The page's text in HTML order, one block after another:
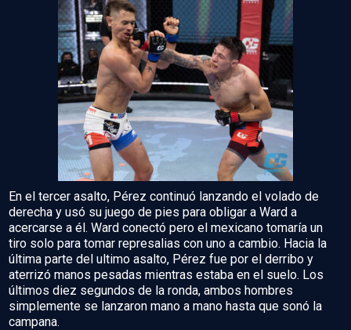
En el tercer asalto, Pérez continuó lanzando el volado de
derecha y usó su juego de pies para obligar a Ward a
acercarse a él. Ward conectó pero el mexicano tomaría un
tiro solo para tomar represalias con uno a cambio. Hacia la
última parte del ultimo asalto, Pérez fue por el derribo y
aterrizó manos pesadas mientras estaba en el suelo. Los
últimos diez segundos de la ronda, ambos hombres
simplemente se lanzaron mano a mano hasta que sonó la
campana.